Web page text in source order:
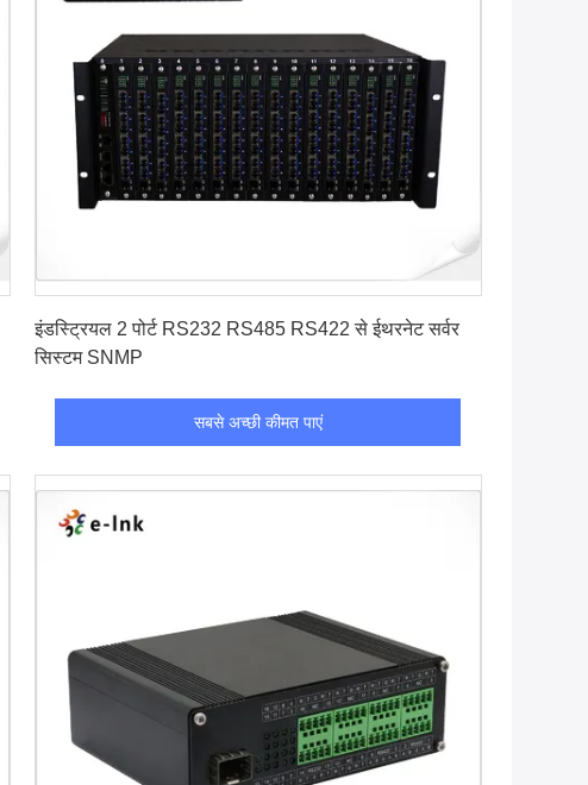
इंडस्ट्रियल 2 पोर्ट RS232 RS485 RS422 से ईथरनेट सर्वर
सिस्टम SNMP
सबसे अच्छी कीमत पाएं